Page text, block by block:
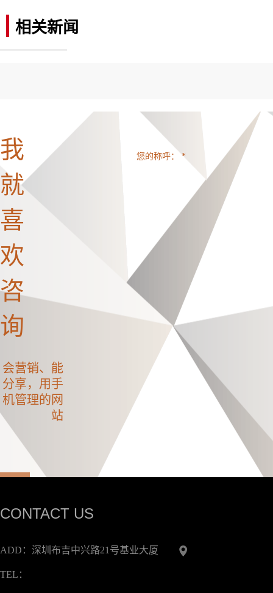
相关新闻
我
就
喜
欢
咨
询
会营销、能
分享，用手
机管理的网
站
您的称呼： *
CONTACT US
ADD：深圳布吉中兴路21号基业大厦
TEL：